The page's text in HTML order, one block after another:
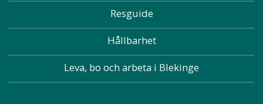
Resguide
Hållbarhet
Leva, bo och arbeta i Blekinge